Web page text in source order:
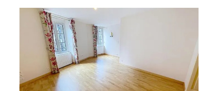
DINAN 22
99,69 m 2, 4 pièces
Ref : 21724
Appartement T4 à vendre
275 500 €
Visiter le site dédié